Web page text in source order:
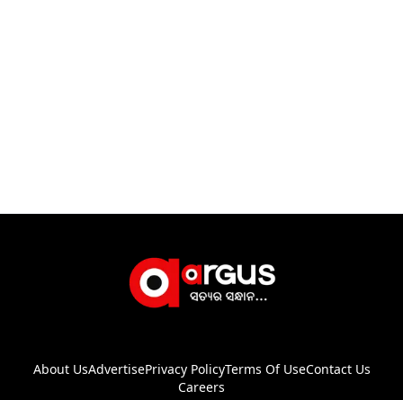
About UsAdvertisePrivacy PolicyTerms Of UseContact Us
Careers